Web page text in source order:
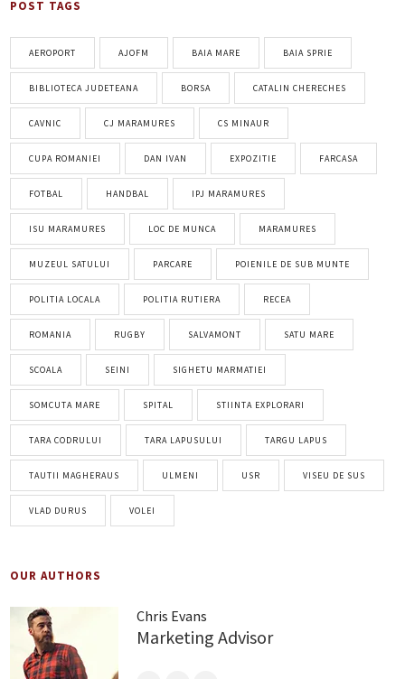
POST TAGS
AEROPORT AJOFM BAIA MARE BAIA SPRIE
BIBLIOTECA JUDETEANA BORSA CATALIN CHERECHES
CAVNIC CJ MARAMURES CS MINAUR
CUPA ROMANIEI DAN IVAN EXPOZITIE FARCASA
FOTBAL HANDBAL IPJ MARAMURES
ISU MARAMURES LOC DE MUNCA MARAMURES
MUZEUL SATULUI PARCARE POIENILE DE SUB MUNTE
POLITIA LOCALA POLITIA RUTIERA RECEA
ROMANIA RUGBY SALVAMONT SATU MARE
SCOALA SEINI SIGHETU MARMATIEI
SOMCUTA MARE SPITAL STIINTA EXPLORARI
TARA CODRULUI TARA LAPUSULUI TARGU LAPUS
TAUTII MAGHERAUS ULMENI USR VISEU DE SUS
VLAD DURUS VOLEI
OUR AUTHORS
Chris Evans
Marketing Advisor